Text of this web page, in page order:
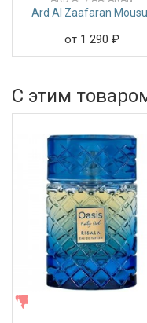
Ard Al Zaafaran
от 1 290 ₽
С этим